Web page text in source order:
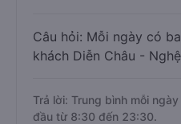
Câu hỏi: Mỗi ngày có
khách Diễn Châu -
Trả lời: Trung bình mỗi
đầu từ 8:30 đến 23:30.